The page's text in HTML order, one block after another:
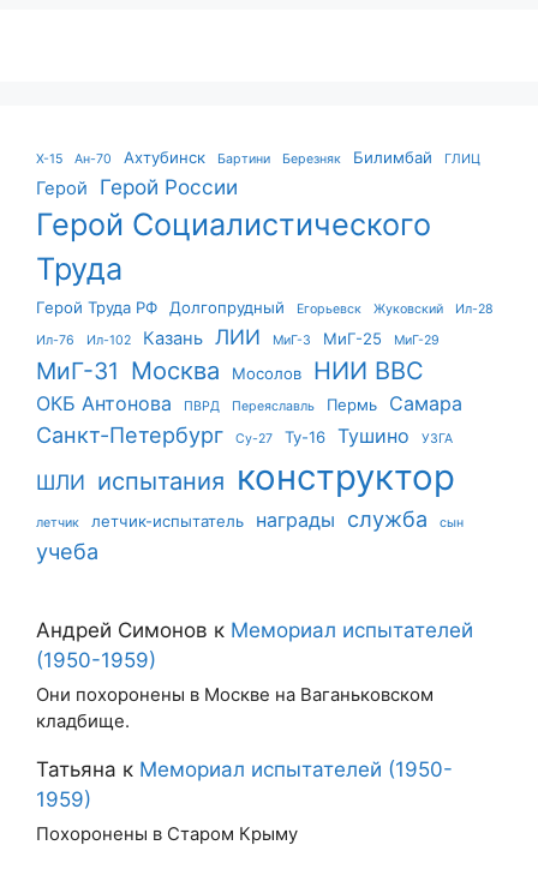
X-15 Ан-70 Ахтубинск Бартини Березняк Билимбай ГЛИЦ
Герой Герой России
Герой Социалистического
Труда
Герой Труда РФ Долгопрудный Егорьевск Жуковский
Ил-28
Ил-76
Ил-102 Казань ЛИИ МиГ-3 МиГ-25 МиГ-29
МиГ-31 Москва Мосолов НИИ ВВС
ОКБ Антонова ПВРД Переяславль Пермь Самара
Санкт-Петербург Су-27 Ту-16 Тушино УЗГА
ШЛИ испытания конструктор
летчик летчик-испытатель награды служба сын
учеба
Андрей Симонов к Мемориал испытателей
(1950-1959)
Они похоронены в Москве на Ваганьковском
кладбище.
Татьяна к Мемориал испытателей (1950-
1959)
Похоронены в Старом Крыму